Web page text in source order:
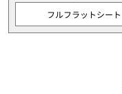
フルフラットシート